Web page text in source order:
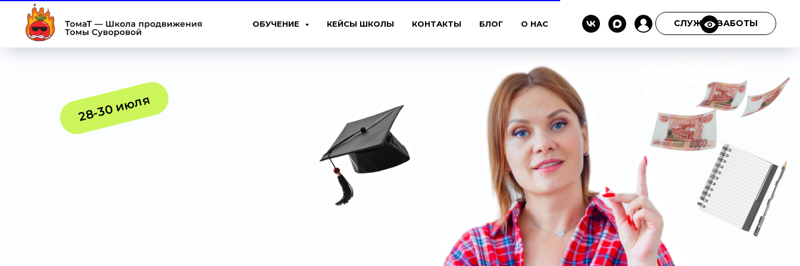
ОБУЧЕНИЕ КЕЙСЫ ШКОЛЫ КОНТАКТЫ БЛОГ О НАС СЛУЖБА ЗАБОТЫ
Обучай
28-30 июля